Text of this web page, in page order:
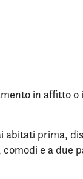
in affitto o
abitati prima,
e a due